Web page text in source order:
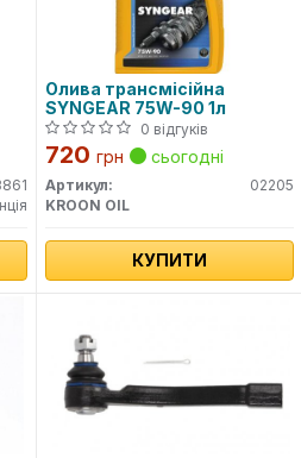
Олива трансмісійна
SYNGEAR 75W-90 1л
0 відгуків
720 грн сьогодні
Артикул:
02205
KROON OIL
КУПИТИ